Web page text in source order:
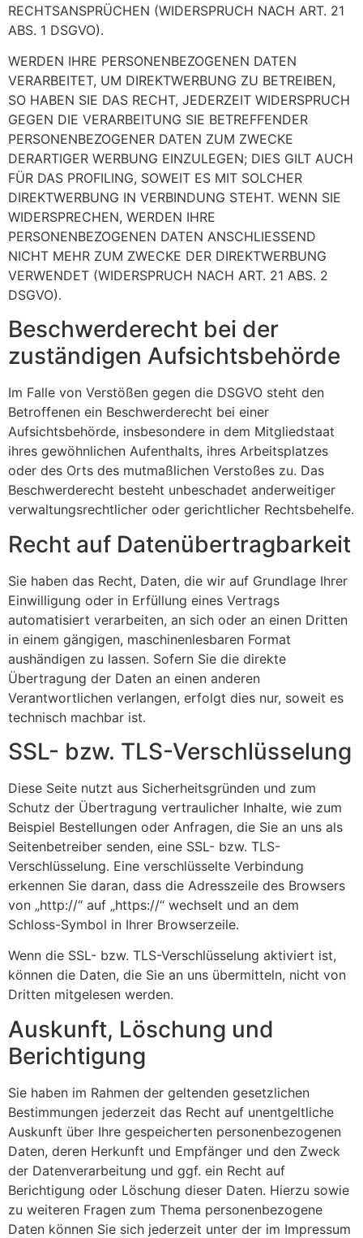
RECHTSANSPRÜCHEN (WIDERSPRUCH NACH ART. 21
ABS. 1 DSGVO).
WERDEN IHRE PERSONENBEZOGENEN DATEN
VERARBEITET, UM DIREKTWERBUNG ZU BETREIBEN,
SO HABEN SIE DAS RECHT, JEDERZEIT WIDERSPRUCH
GEGEN DIE VERARBEITUNG SIE BETREFFENDER
PERSONENBEZOGENER DATEN ZUM ZWECKE
DERARTIGER WERBUNG EINZULEGEN; DIES GILT AUCH
FÜR DAS PROFILING, SOWEIT ES MIT SOLCHER
DIREKTWERBUNG IN VERBINDUNG STEHT. WENN SIE
WIDERSPRECHEN, WERDEN IHRE
PERSONENBEZOGENEN DATEN ANSCHLIESSEND
NICHT MEHR ZUM ZWECKE DER DIREKTWERBUNG
VERWENDET (WIDERSPRUCH NACH ART. 21 ABS. 2
DSGVO).
Beschwerde­recht bei der
zuständigen Aufsichts­behörde
Im Falle von Verstößen gegen die DSGVO steht den
Betroffenen ein Beschwerderecht bei einer
Aufsichtsbehörde, insbesondere in dem Mitgliedstaat
ihres gewöhnlichen Aufenthalts, ihres Arbeitsplatzes
oder des Orts des mutmaßlichen Verstoßes zu. Das
Beschwerderecht besteht unbeschadet anderweitiger
verwaltungsrechtlicher oder gerichtlicher Rechtsbehelfe.
Recht auf Daten­übertrag­barkeit
Sie haben das Recht, Daten, die wir auf Grundlage Ihrer
Einwilligung oder in Erfüllung eines Vertrags
automatisiert verarbeiten, an sich oder an einen Dritten
in einem gängigen, maschinenlesbaren Format
aushändigen zu lassen. Sofern Sie die direkte
Übertragung der Daten an einen anderen
Verantwortlichen verlangen, erfolgt dies nur, soweit es
technisch machbar ist.
SSL- bzw. TLS-Verschlüsselung
Diese Seite nutzt aus Sicherheitsgründen und zum
Schutz der Übertragung vertraulicher Inhalte, wie zum
Beispiel Bestellungen oder Anfragen, die Sie an uns als
Seitenbetreiber senden, eine SSL- bzw. TLS-
Verschlüsselung. Eine verschlüsselte Verbindung
erkennen Sie daran, dass die Adresszeile des Browsers
von „http://“ auf „https://“ wechselt und an dem
Schloss-Symbol in Ihrer Browserzeile.
Wenn die SSL- bzw. TLS-Verschlüsselung aktiviert ist,
können die Daten, die Sie an uns übermitteln, nicht von
Dritten mitgelesen werden.
Auskunft, Löschung und
Berichtigung
Sie haben im Rahmen der geltenden gesetzlichen
Bestimmungen jederzeit das Recht auf unentgeltliche
Auskunft über Ihre gespeicherten personenbezogenen
Daten, deren Herkunft und Empfänger und den Zweck
der Datenverarbeitung und ggf. ein Recht auf
Berichtigung oder Löschung dieser Daten. Hierzu sowie
zu weiteren Fragen zum Thema personenbezogene
Daten können Sie sich jederzeit unter der im Impressum